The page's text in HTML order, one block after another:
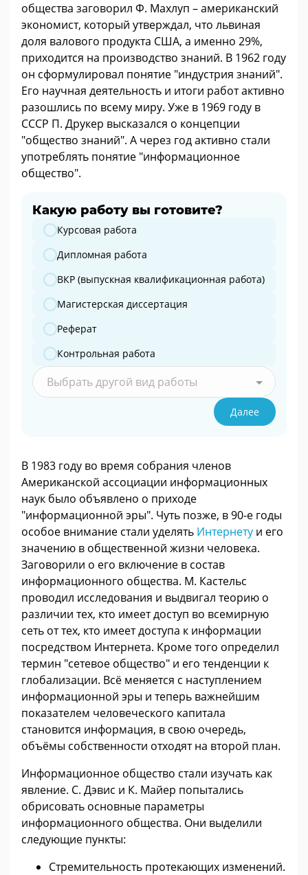
общества заговорил Ф. Махлуп – американский
экономист, который утверждал, что львиная
доля валового продукта США, а именно 29%,
приходится на производство знаний. В 1962 году
он сформулировал понятие "индустрия знаний".
Его научная деятельность и итоги работ активно
разошлись по всему миру. Уже в 1969 году в
СССР П. Друкер высказался о концепции
"общество знаний". А через год активно стали
употреблять понятие "информационное
общество".
Какую работу вы готовите?
Какую работу вы готовите?
Курсовая работа
Дипломная работа
ВКР (выпускная квалификационная работа)
Магистерская диссертация
Реферат
Контрольная работа
Выбрать другой вид работы
Далее
В 1983 году во время собрания членов
Американской ассоциации информационных
наук было объявлено о приходе
"информационной эры". Чуть позже, в 90-е годы
особое внимание стали уделять Интернету и его
значению в общественной жизни человека.
Заговорили о его включение в состав
информационного общества. М. Кастельс
проводил исследования и выдвигал теорию о
различии тех, кто имеет доступ во всемирную
сеть от тех, кто имеет доступа к информации
посредством Интернета. Кроме того определил
термин "сетевое общество" и его тенденции к
глобализации. Всё меняется с наступлением
информационной эры и теперь важнейшим
показателем человеческого капитала
становится информация, в свою очередь,
объёмы собственности отходят на второй план.
Информационное общество стали изучать как
явление. С. Дэвис и К. Майер попытались
обрисовать основные параметры
информационного общества. Они выделили
следующие пункты:
Стремительность протекающих изменений.